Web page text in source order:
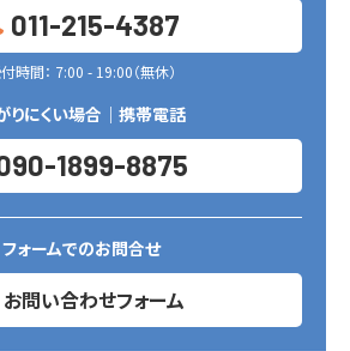
011-215-4387
時間： 7:00 - 19:00（無休）
りにくい場合｜携帯電話
1899-8875
フォームでのお問合せ
お問い合わせフォーム